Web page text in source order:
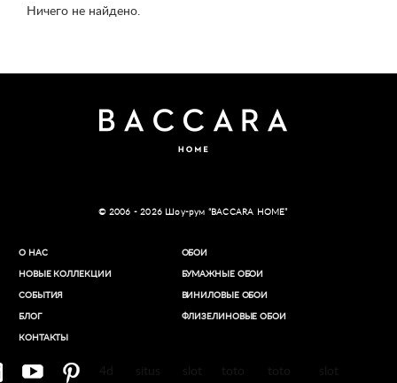
Ничего не найдено.
© 2006 - 2026 Шоу-рум “BACCARA HOME”
О НАС
НОВЫЕ КОЛЛЕКЦИИ
СОБЫТИЯ
БЛОГ
КОНТАКТЫ
ОБОИ
БУМАЖНЫЕ ОБОИ
ВИНИЛОВЫЕ ОБОИ​
ФЛИЗЕЛИНОВЫЕ ОБОИ